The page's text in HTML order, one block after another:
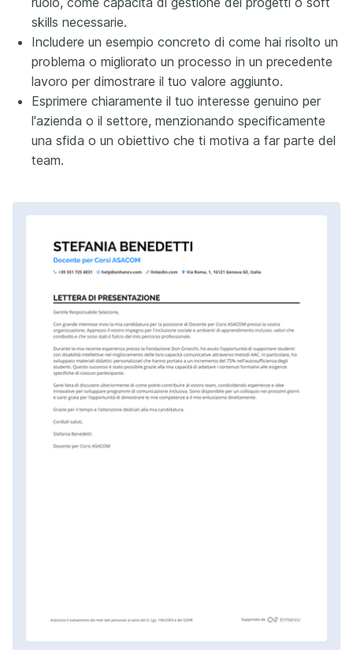
skills necessarie.
Includere un esempio concreto di come hai risolto un
problema o migliorato un processo in un precedente
lavoro per dimostrare il tuo valore aggiunto.
Esprimere chiaramente il tuo interesse genuino per
l'azienda o il settore, menzionando specificamente
una sfida o un obiettivo che ti motiva a far parte del
team.